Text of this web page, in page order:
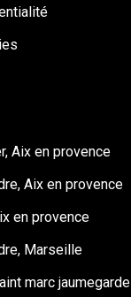
Aix en provence
Aix en provence
en provence
Marseille
marc jaumegarde